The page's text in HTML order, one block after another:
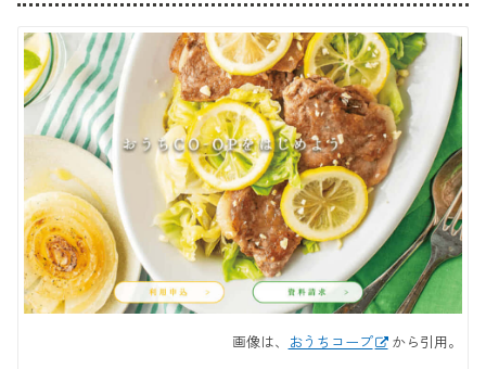
画像は、 おうちコープ から引用。